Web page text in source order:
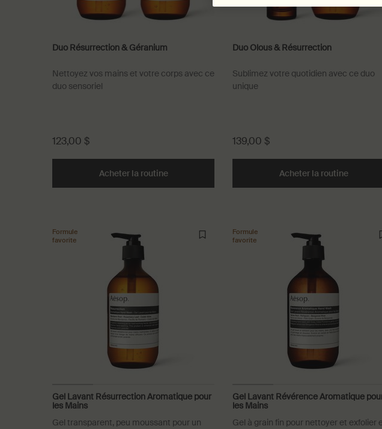
Duo Résurrection & Géranium
Nettoyez vos mains et votre corps avec ce
duo sensoriel
123,00 $
Acheter la routineDuo Résurrection & Géranium
Duo Olous & Résurrection
Sublimez votre quotidien avec ce duo
unique
139,00 $
Acheter la routineDuo
Formule
favorite
Gel Lavant Résurrection Aromatique pour
les Mains
Gel transparent, peu moussant pour un
Formule
favorite
Gel Lavant Révérence Aromatique
les Mains
Gel à grain fin pour nettoyer et exfolier